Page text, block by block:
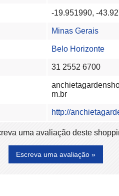
-19.951990, -
Minas Gerais
Belo Horizonte
31 2552 6700
m.br
http://
uma avaliação deste
Escreva uma avaliação »